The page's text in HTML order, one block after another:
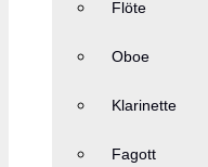
Flöte
Oboe
Klarinette
Fagott